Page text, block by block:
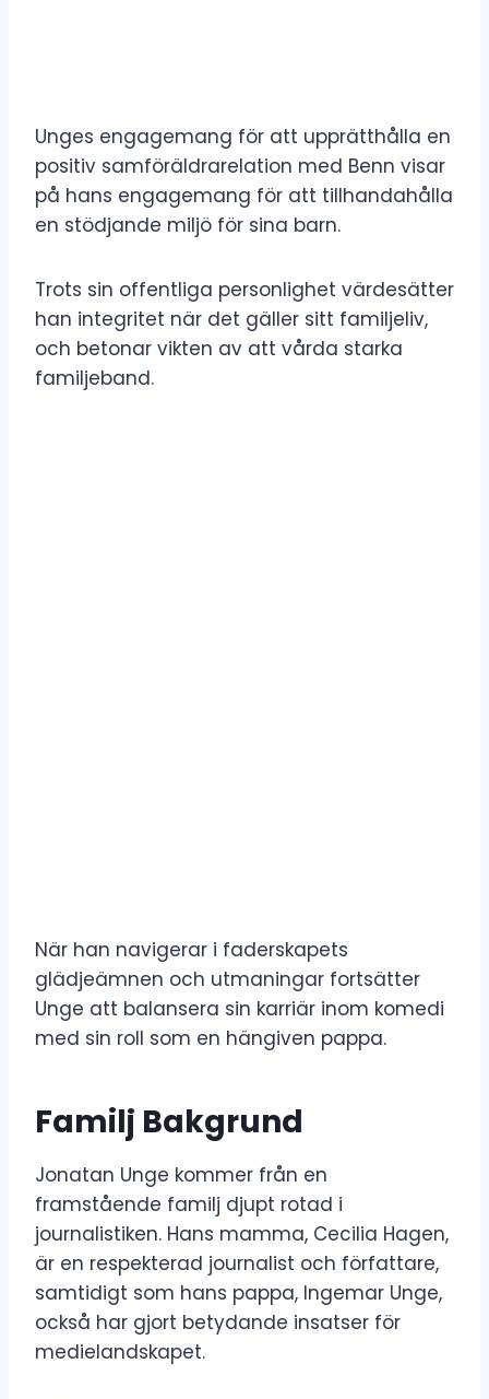
Unges engagemang för att upprätthålla en
positiv samföräldrarelation med Benn visar
på hans engagemang för att tillhandahålla
en stödjande miljö för sina barn.
Trots sin offentliga personlighet värdesätter
han integritet när det gäller sitt familjeliv,
och betonar vikten av att vårda starka
familjeband.
När han navigerar i faderskapets
glädjeämnen och utmaningar fortsätter
Unge att balansera sin karriär inom komedi
med sin roll som en hängiven pappa.
Familj Bakgrund
Jonatan Unge kommer från en
framstående familj djupt rotad i
journalistiken. Hans mamma, Cecilia Hagen,
är en respekterad journalist och författare,
samtidigt som hans pappa, Ingemar Unge,
också har gjort betydande insatser för
medielandskapet.